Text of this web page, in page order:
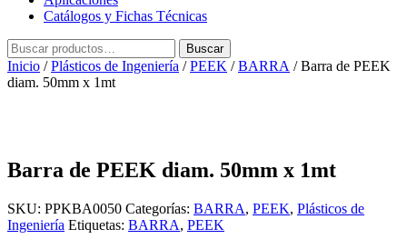
Catálogos y Fichas Técnicas
Buscar
por:
Buscar
Inicio /Plásticos de Ingeniería /PEEK /BARRA / Barra de PEEK
diam. 50mm x 1mt
Barra de PEEK diam. 50mm x 1mt
SKU: PPKBA0050 Categorías: BARRA, PEEK, Plásticos de
Ingeniería Etiquetas: BARRA, PEEK